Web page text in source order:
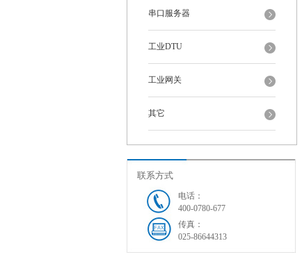
串口服务器
工业DTU
工业网关
其它
联系方式
电话：
400-0780-677
传真：
025-86644313